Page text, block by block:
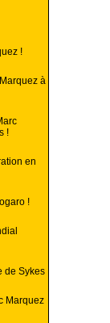
!
à
!
en
!
de Sykes
Marquez